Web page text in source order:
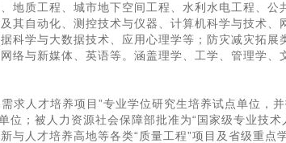
地质工程、城市地下空间工程、水利水电工程、公
其自动化、测控技术与仪器、计算机科学与技术、
科学与大数据技术、应用心理学等；防灾减灾拓展
络与新媒体、英语等。涵盖理学、工学、管理学、
求人才培养项目”专业学位研究生培养试点单位，
位；被人力资源社会保障部批准为“国家级专业技术
与人才培养高地等各类“质量工程”项目及省级重点